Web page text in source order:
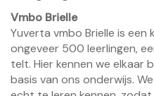
Vmbo Brielle
Yuverta vmbo Brielle is
ongeveer 500 leerlingen,
telt. Hier kennen we elkaar
basis van ons onderwijs.